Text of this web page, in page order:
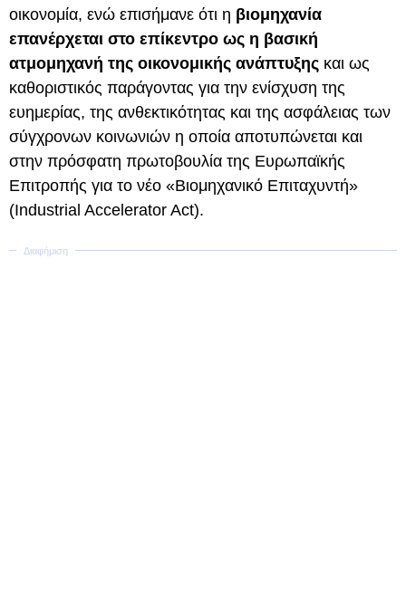
οικονομία, ενώ επισήμανε ότι η βιομηχανία
επανέρχεται στο επίκεντρο ως η βασική
ατμομηχανή της οικονομικής ανάπτυξης και ως
καθοριστικός παράγοντας για την ενίσχυση της
ευημερίας, της ανθεκτικότητας και της ασφάλειας των
σύγχρονων κοινωνιών η οποία αποτυπώνεται και
στην πρόσφατη πρωτοβουλία της Ευρωπαϊκής
Επιτροπής για το νέο «Βιομηχανικό Επιταχυντή»
(Industrial Accelerator Act).